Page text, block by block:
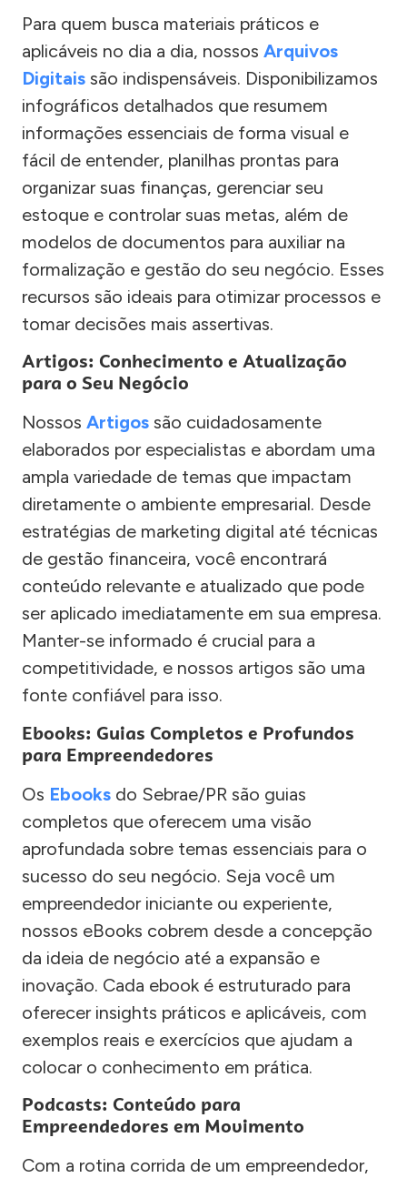
Para quem busca materiais práticos e
aplicáveis no dia a dia, nossos Arquivos
Digitais são indispensáveis. Disponibilizamos
infográficos detalhados que resumem
informações essenciais de forma visual e
fácil de entender, planilhas prontas para
organizar suas finanças, gerenciar seu
estoque e controlar suas metas, além de
modelos de documentos para auxiliar na
formalização e gestão do seu negócio. Esses
recursos são ideais para otimizar processos e
tomar decisões mais assertivas.
Artigos: Conhecimento e Atualização
para o Seu Negócio
Nossos Artigos são cuidadosamente
elaborados por especialistas e abordam uma
ampla variedade de temas que impactam
diretamente o ambiente empresarial. Desde
estratégias de marketing digital até técnicas
de gestão financeira, você encontrará
conteúdo relevante e atualizado que pode
ser aplicado imediatamente em sua empresa.
Manter-se informado é crucial para a
competitividade, e nossos artigos são uma
fonte confiável para isso.
Ebooks: Guias Completos e Profundos
para Empreendedores
Os Ebooks do Sebrae/PR são guias
completos que oferecem uma visão
aprofundada sobre temas essenciais para o
sucesso do seu negócio. Seja você um
empreendedor iniciante ou experiente,
nossos eBooks cobrem desde a concepção
da ideia de negócio até a expansão e
inovação. Cada ebook é estruturado para
oferecer insights práticos e aplicáveis, com
exemplos reais e exercícios que ajudam a
colocar o conhecimento em prática.
Podcasts: Conteúdo para
Empreendedores em Movimento
Com a rotina corrida de um empreendedor,